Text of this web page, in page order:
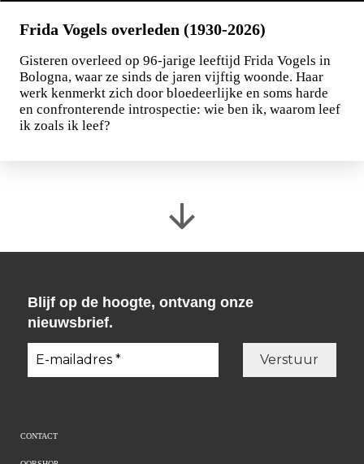
Frida Vogels overleden (1930-2026)
Gisteren overleed op 96-jarige leeftijd Frida Vogels in
Bologna, waar ze sinds de jaren vijftig woonde. Haar
werk kenmerkt zich door bloedeerlijke en soms harde
en confronterende introspectie: wie ben ik, waarom leef
ik zoals ik leef?
Blijf op de hoogte, ontvang onze
nieuwsbrief.
CONTACT